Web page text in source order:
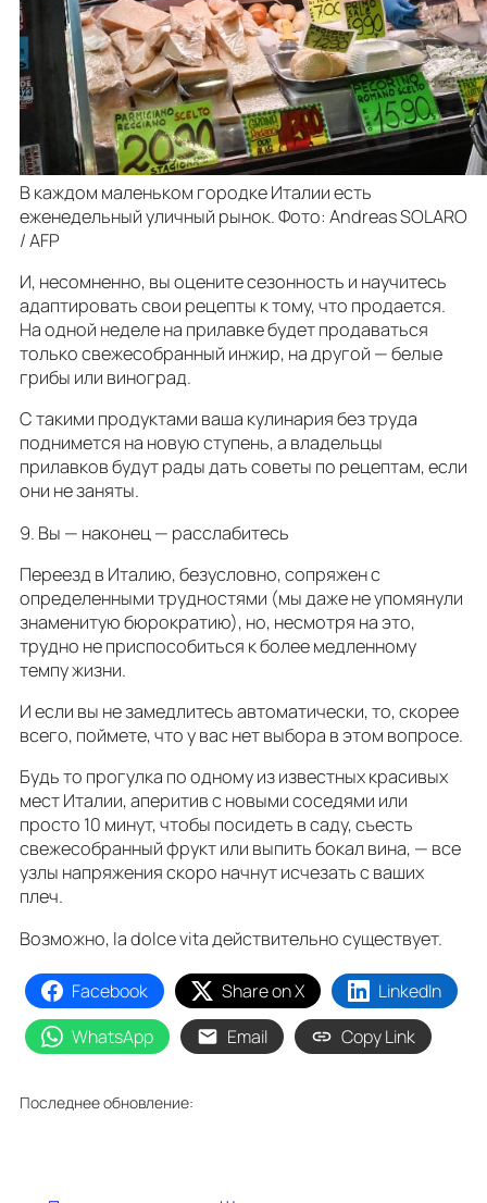
В каждом маленьком городке Италии есть
еженедельный уличный рынок. Фото: Andreas SOLARO
/ AFP
И, несомненно, вы оцените сезонность и научитесь
адаптировать свои рецепты к тому, что продается.
На одной неделе на прилавке будет продаваться
только свежесобранный инжир, на другой — белые
грибы или виноград.
С такими продуктами ваша кулинария без труда
поднимется на новую ступень, а владельцы
прилавков будут рады дать советы по рецептам, если
они не заняты.
9. Вы — наконец — расслабитесь
Переезд в Италию, безусловно, сопряжен с
определенными трудностями (мы даже не упомянули
знаменитую бюрократию), но, несмотря на это,
трудно не приспособиться к более медленному
темпу жизни.
И если вы не замедлитесь автоматически, то, скорее
всего, поймете, что у вас нет выбора в этом вопросе.
Будь то прогулка по одному из известных красивых
мест Италии, аперитив с новыми соседями или
просто 10 минут, чтобы посидеть в саду, съесть
свежесобранный фрукт или выпить бокал вина, — все
узлы напряжения скоро начнут исчезать с ваших
плеч.
Возможно, la dolce vita действительно существует.
Facebook Share on X
LinkedIn
WhatsApp
Email Copy Link
Последнее обновление: